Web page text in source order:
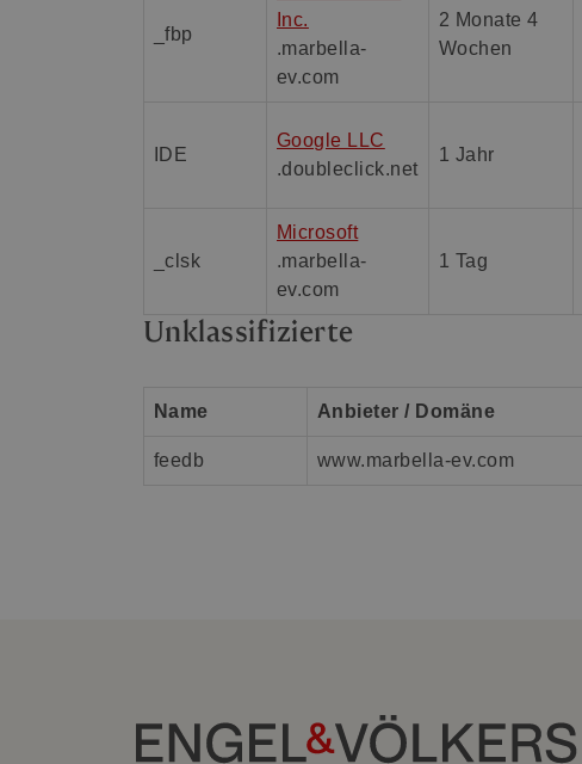
_fbp
Inc.
.marbella-
ev.com
2 Monate 4
Wochen
IDE
Google LLC
.doubleclick.net
1 Jahr
_clsk
Microsoft
.marbella-
ev.com
1 Tag
Unklassifizierte
Name Anbieter / Domäne
feedb www.marbella-ev.com